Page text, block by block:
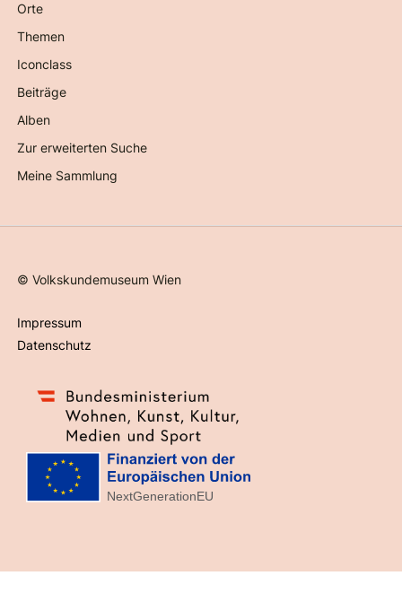
Orte
Themen
Iconclass
Beiträge
Alben
Zur erweiterten Suche
Meine Sammlung
©Volkskundemuseum Wien
Impressum
Datenschutz